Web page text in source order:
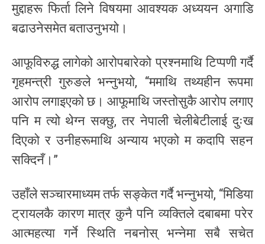
मुद्दाहरू फिर्ता लिने विषयमा आवश्यक अध्ययन अगाडि
बढाउनेसमेत बताउनुभयो।
आफूविरुद्ध लागेको आरोपबारेको प्रश्नमाथि टिप्पणी गर्दै
गृहमन्त्री गुरुङले भन्नुभयो, “ममाथि तथ्यहीन रूपमा
आरोप लगाइएको छ। आफूमाथि जस्तोसुकै आरोप लगाए
पनि म त्यो थेग्न सक्छु, तर नेपाली चेलीबेटीलाई दुःख
दिएको र उनीहरूमाथि अन्याय भएको म कदापि सहन
सक्दिनँ।”
उहाँले सञ्चारमाध्यम तर्फ सङ्केत गर्दै भन्नुभयो, “मिडिया
ट्रायलकै कारण मात्र कुनै पनि व्यक्तिले दबाबमा परेर
आत्महत्या गर्ने स्थिति नबनोस् भन्नेमा सबै सचेत